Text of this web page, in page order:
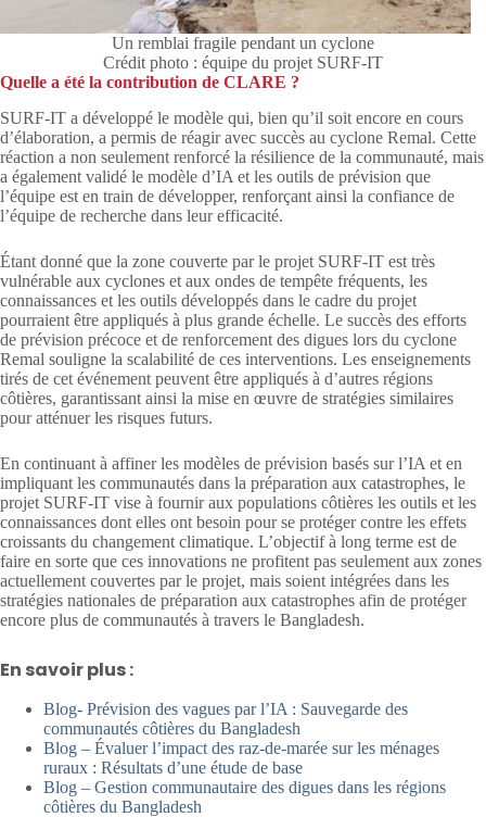
Un remblai fragile pendant un cyclone
Crédit photo : équipe du projet SURF-IT
Quelle a été la contribution de CLARE ?
SURF-IT a développé le modèle qui, bien qu’il soit encore en cours
d’élaboration, a permis de réagir avec succès au cyclone Remal. Cette
réaction a non seulement renforcé la résilience de la communauté, mais
a également validé le modèle d’IA et les outils de prévision que
l’équipe est en train de développer, renforçant ainsi la confiance de
l’équipe de recherche dans leur efficacité.
Étant donné que la zone couverte par le projet SURF-IT est très
vulnérable aux cyclones et aux ondes de tempête fréquents, les
connaissances et les outils développés dans le cadre du projet
pourraient être appliqués à plus grande échelle. Le succès des efforts
de prévision précoce et de renforcement des digues lors du cyclone
Remal souligne la scalabilité de ces interventions. Les enseignements
tirés de cet événement peuvent être appliqués à d’autres régions
côtières, garantissant ainsi la mise en œuvre de stratégies similaires
pour atténuer les risques futurs.
En continuant à affiner les modèles de prévision basés sur l’IA et en
impliquant les communautés dans la préparation aux catastrophes, le
projet SURF-IT vise à fournir aux populations côtières les outils et les
connaissances dont elles ont besoin pour se protéger contre les effets
croissants du changement climatique. L’objectif à long terme est de
faire en sorte que ces innovations ne profitent pas seulement aux zones
actuellement couvertes par le projet, mais soient intégrées dans les
stratégies nationales de préparation aux catastrophes afin de protéger
encore plus de communautés à travers le Bangladesh.
En savoir plus :
Blog- Prévision des vagues par l’IA : Sauvegarde des
communautés côtières du Bangladesh
Blog – Évaluer l’impact des raz-de-marée sur les ménages
ruraux : Résultats d’une étude de base
Blog – Gestion communautaire des digues dans les régions
côtières du Bangladesh